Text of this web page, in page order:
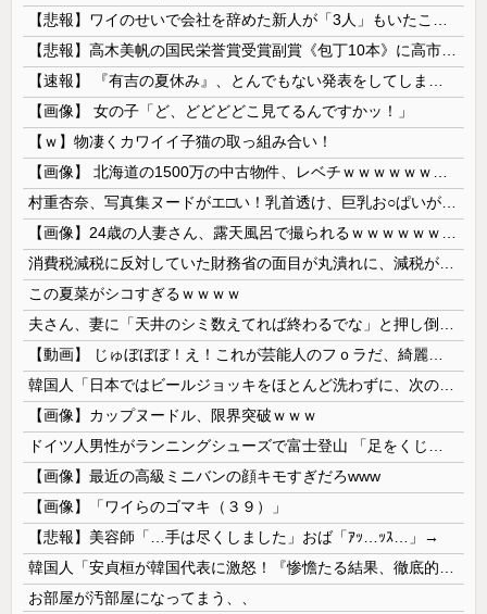
【悲報】ワイのせいで会社を辞めた新人が「3人」もいたことが発覚ｗｗｗｗｗ
【悲報】高木美帆の国民栄誉賞受賞副賞《包丁10本》に高市総理の名前も刻印ｗｗｗｗｗｗｗｗｗ
【速報】 『有吉の夏休み』、とんでもない発表をしてしまう！！！！！
【画像】 女の子「ど、どどどどこ見てるんですかッ！」
【ｗ】物凄くカワイイ子猫の取っ組み合い！
【画像】 北海道の1500万の中古物件、レベチｗｗｗｗｗｗｗｗｗｗｗｗｗｗｗｗｗｗｗｗ
村重杏奈、写真集ヌードがエ□い！乳首透け、巨乳お○ぱいが最高過ぎる！
【画像】24歳の人妻さん、露天風呂で撮られるｗｗｗｗｗｗｗｗｗｗｗｗｗｗｗｗｗ
消費税減税に反対していた財務省の面目が丸潰れに、減税が決まった途端に市場が動き出したが……
この夏菜がシコすぎるｗｗｗｗ
夫さん、妻に「天井のシミ数えてれば終わるでな」と押し倒されて性行為 → 凄いことになるｗｗｗｗｗ
【動画】 じゅぼぼぼ！え！これが芸能人のフｏラだ、綺麗な顔とお口でこんなことしているだ 笑
韓国人「日本ではビールジョッキをほとんど洗わずに、次の客に出すんだ！ これが証拠の映像だ!!」……あー、なるほどですねー。韓国には「アレ」がないんだ？
【画像】カップヌードル、限界突破ｗｗｗ
ドイツ人男性がランニングシューズで富士登山 「足をくじいて動けない」
【画像】最近の高級ミニバンの顔キモすぎだろwww
【画像】「ワイらのゴマキ（３９）」
【悲報】美容師「…手は尽くしました」おば「ｱｯ…ｯｽ…」→
韓国人「安貞桓が韓国代表に激怒！『惨憺たる結果、徹底的な刷新が必要だ』と監督や協会を痛烈批判」
お部屋が汚部屋になってまう、、